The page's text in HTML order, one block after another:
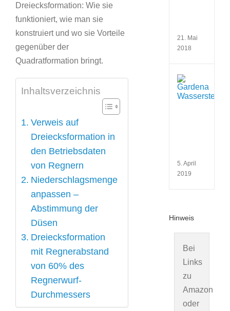
Dreiecksformation: Wie sie
funktioniert, wie man sie
konstruiert und wo sie Vorteile
gegenüber der
Quadratformation bringt.
Inhaltsverzeichnis
Verweis auf
Dreiecksformation in
den Betriebsdaten
von Regnern
Niederschlagsmenge
anpassen –
Abstimmung der
Düsen
Dreiecksformation
mit Regnerabstand
von 60% des
Regnerwurf-
Durchmessers
21. Mai
2018
eine
5. April
2019
Hinweis
Bei
Links
zu
Amazon
oder